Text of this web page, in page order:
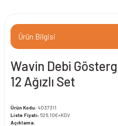
Ürün Bilgisi
Wavin Debi
12 Ağızlı Set
Ürün Kodu: 4037311
Liste Fiyatı: 526,10€+KDV
Açıklama: